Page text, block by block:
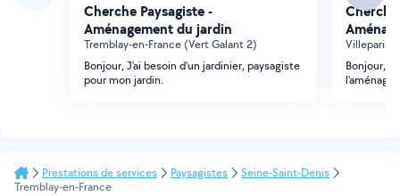
Cherche Paysagiste -
Aménagement du jardin
Tremblay-en-France (Vert Galant 2)
Bonjour, J'ai besoin d'un jardinier, paysagiste
pour mon jardin.
Bonjour,
Prestations de services Paysagistes
Seine-Saint-Denis
Tremblay-en-France